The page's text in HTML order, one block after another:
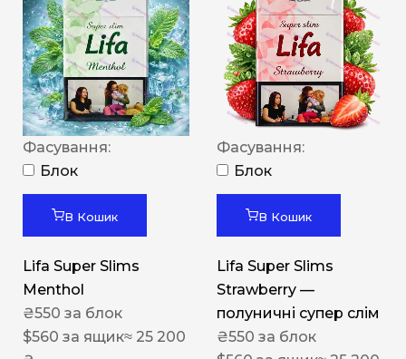
Фасування:
Блок
В Кошик
Lifa Super Slims
Menthol
₴550 за блок
$560 за ящик≈ 25 200
Фасування:
Блок
В Кошик
Lifa Super Slims
Strawberry —
полуничні супер слім
₴550 за блок